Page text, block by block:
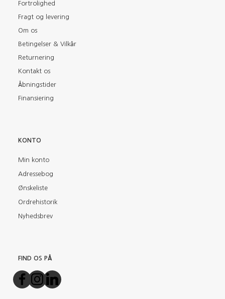
Fortrolighed
Fragt og levering
Om os
Betingelser & Vilkår
Returnering
Kontakt os
Åbningstider
Finansiering
KONTO
Min konto
Adressebog
Ønskeliste
Ordrehistorik
Nyhedsbrev
FIND OS PÅ